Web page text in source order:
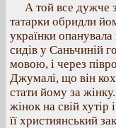
А той все дужче
татарки обридли
українки
сидів у Саньчиній
мовою, і через
Джумалі, що він
стати йому за
жінок на свій
її християнський